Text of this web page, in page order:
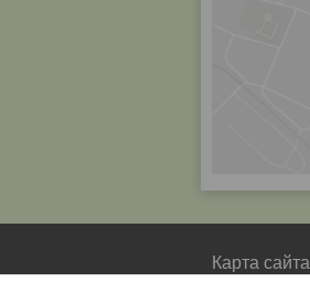
Карта сайта